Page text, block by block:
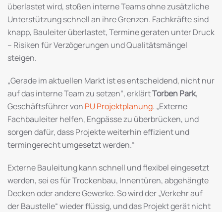
überlastet wird, stoßen interne Teams ohne zusätzliche
Unterstützung schnell an ihre Grenzen. Fachkräfte sind
knapp, Bauleiter überlastet, Termine geraten unter Druck
– Risiken für Verzögerungen und Qualitätsmängel
steigen.
„Gerade im aktuellen Markt ist es entscheidend, nicht nur
auf das interne Team zu setzen“, erklärtTorben Park,
Geschäftsführer von PU Projektplanung. „Externe
Fachbauleiter helfen, Engpässe zu überbrücken, und
sorgen dafür, dass Projekte weiterhin effizient und
termingerecht umgesetzt werden.“
Externe Bauleitung kann schnell und flexibel eingesetzt
werden, sei es für Trockenbau, Innentüren, abgehängte
Decken oder andere Gewerke. So wird der „Verkehr auf
der Baustelle“ wieder flüssig, und das Projekt gerät nicht